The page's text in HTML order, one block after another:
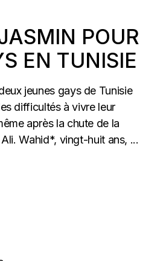
POUR
EN TUNISIE
jeunes gays de Tunisie
difficultés à vivre leur
après la chute de la
Wahid*, vingt-huit ans, ...